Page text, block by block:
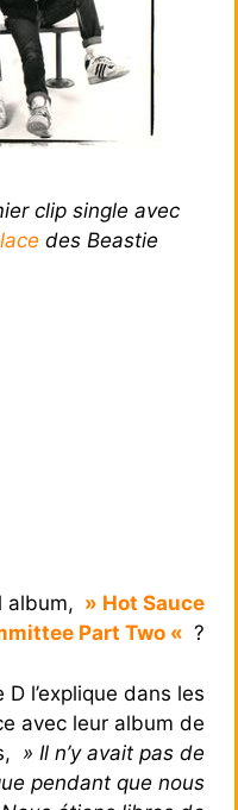
clip single avec
des Beastie
album, » Hot Sauce
Part Two « ?
l’explique dans les
avec leur album de
» Il n’y avait pas de
pendant que nous